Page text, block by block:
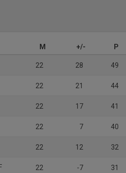
M +/- P
22 28 49
22 21 44
22 17 41
22 7 40
22 12 32
22 -7 31